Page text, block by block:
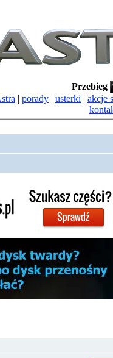
Przebieg
| porady | usterki | akcje